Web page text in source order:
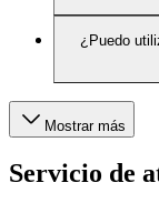
¿Puedo
Mostrar más
Servicio de